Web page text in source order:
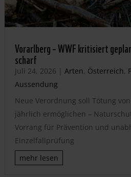
Vorarlberg – WWF kritisiert
scharf
Juli 24, 2026 | Arten, Österreich,
Aussendung
Neue Verordnung soll Tötung
jährlich ermöglichen –
Vorrang für Prävention und
Einzelfallprüfung
mehr lesen